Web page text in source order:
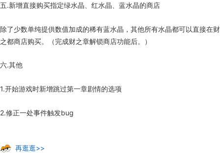
五.新增直接购买指定绿水晶、红水晶、蓝水晶的商店
除了少数单纯提供数值加成的稀有蓝水晶，其他所有水晶都可以直接在财
之都商店购买。（完成财之章解锁商店功能后。）
六.其他
1.开始游戏时新增跳过第一章剧情的选项
2.修正一处事件触发bug
再逛逛>>